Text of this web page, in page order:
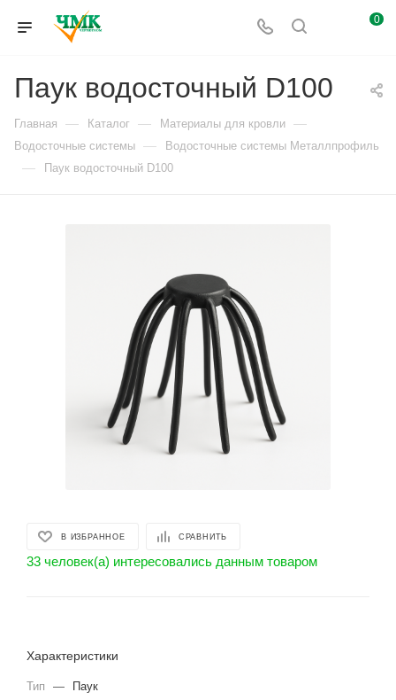
0
Паук водосточный D100
Главная — Каталог — Материалы для кровли —
Водосточные системы — Водосточные системы Металлпрофиль
— Паук водосточный D100
В ИЗБРАННОЕ СРАВНИТЬ
33 человек(а) интересовались данным товаром
Характеристики
Тип —
Паук